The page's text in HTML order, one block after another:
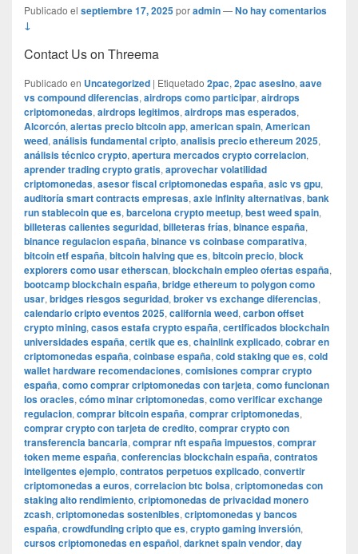
Publicado el septiembre 17, 2025poradmin—No hay comentarios
↓
Contact Us on Threema
Publicado en Uncategorized | Etiquetado 2pac, 2pac asesino, aave
vs compound diferencias, airdrops como participar, airdrops
criptomonedas, airdrops legitimos, airdrops mas esperados,
Alcorcón, alertas precio bitcoin app, american spain, American
weed, análisis fundamental cripto, analisis precio ethereum 2025,
análisis técnico crypto, apertura mercados crypto correlacion,
aprender trading crypto gratis, aprovechar volatilidad
criptomonedas, asesor fiscal criptomonedas españa, asic vs gpu,
auditoría smart contracts empresas, axie infinity alternativas, bank
run stablecoin que es, barcelona crypto meetup, best weed spain,
billeteras calientes seguridad, billeteras frías, binance españa,
binance regulacion españa, binance vs coinbase comparativa,
bitcoin etf españa, bitcoin halving que es, bitcoin precio, block
explorers como usar etherscan, blockchain empleo ofertas españa,
bootcamp blockchain españa, bridge ethereum to polygon como
usar, bridges riesgos seguridad, broker vs exchange diferencias,
calendario cripto eventos 2025, california weed, carbon offset
crypto mining, casos estafa crypto españa, certificados blockchain
universidades españa, certik que es, chainlink explicado, cobrar en
criptomonedas españa, coinbase españa, cold staking que es, cold
wallet hardware recomendaciones, comisiones comprar crypto
españa, como comprar criptomonedas con tarjeta, como funcionan
los oracles, cómo minar criptomonedas, como verificar exchange
regulacion, comprar bitcoin españa, comprar criptomonedas,
comprar crypto con tarjeta de credito, comprar crypto con
transferencia bancaria, comprar nft españa impuestos, comprar
token meme españa, conferencias blockchain españa, contratos
inteligentes ejemplo, contratos perpetuos explicado, convertir
criptomonedas a euros, correlacion btc bolsa, criptomonedas con
staking alto rendimiento, criptomonedas de privacidad monero
zcash, criptomonedas sostenibles, criptomonedas y bancos
españa, crowdfunding cripto que es, crypto gaming inversión,
cursos criptomonedas en español, darknet spain vendor, day